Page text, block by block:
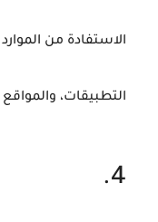
الاستفادة من الموارد
التطبيقات، والمواقع